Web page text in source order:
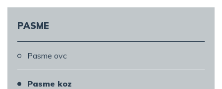
PASME
Pasme ovc
Pasme koz